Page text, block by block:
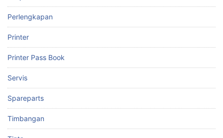
Perlengkapan
Printer
Printer Pass Book
Servis
Spareparts
Timbangan